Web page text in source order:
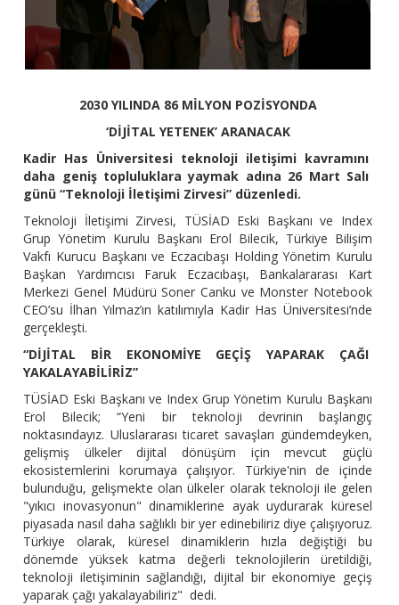
2030 YILINDA 86 MİLYON POZİSYONDA
‘DİJİTAL YETENEK’ ARANACAK
Kadir Has Üniversitesi teknoloji iletişimi kavramını
daha geniş topluluklara yaymak adına 26 Mart Salı
günü “Teknoloji İletişimi Zirvesi” düzenledi.
Teknoloji İletişimi Zirvesi, TÜSİAD Eski Başkanı ve Index
Grup Yönetim Kurulu Başkanı Erol Bilecik, Türkiye Bilişim
Vakfı Kurucu Başkanı ve Eczacıbaşı Holding Yönetim Kurulu
Başkan Yardımcısı Faruk Eczacıbaşı, Bankalararası Kart
Merkezi Genel Müdürü Soner Canku ve Monster Notebook
CEO’su İlhan Yılmaz’ın katılımıyla Kadir Has Üniversitesi’nde
gerçekleşti.
“DİJİTAL BİR EKONOMİYE GEÇİŞ YAPARAK ÇAĞI
YAKALAYABİLİRİZ”
TÜSİAD Eski Başkanı ve Index Grup Yönetim Kurulu Başkanı
Erol Bilecik; “Yeni bir teknoloji devrinin başlangıç
noktasındayız. Uluslararası ticaret savaşları gündemdeyken,
gelişmiş ülkeler dijital dönüşüm için mevcut güçlü
ekosistemlerini korumaya çalışıyor. Türkiye'nin de içinde
bulunduğu, gelişmekte olan ülkeler olarak teknoloji ile gelen
"yıkıcı inovasyonun" dinamiklerine ayak uydurarak küresel
piyasada nasıl daha sağlıklı bir yer edinebiliriz diye çalışıyoruz.
Türkiye olarak, küresel dinamiklerin hızla değiştiği bu
dönemde yüksek katma değerli teknolojilerin üretildiği,
teknoloji iletişiminin sağlandığı, dijital bir ekonomiye geçiş
yaparak çağı yakalayabiliriz" dedi.